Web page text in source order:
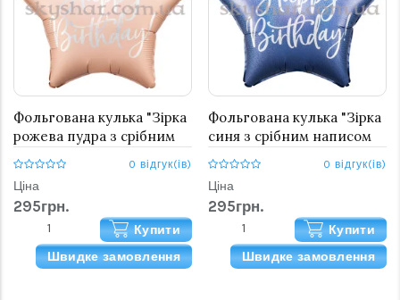
Фольгована кулька "Зірка
рожева пудра з срібним
написом Happy Birthday!"
0 відгук(ів)
Ціна
295грн.
Купити
Швидке замовлення
Фольгована кулька "Зірка
синя з срібним написом
Happy Birthday!"
0 відгук(ів)
Ціна
295грн.
Купити
Швидке замовлення